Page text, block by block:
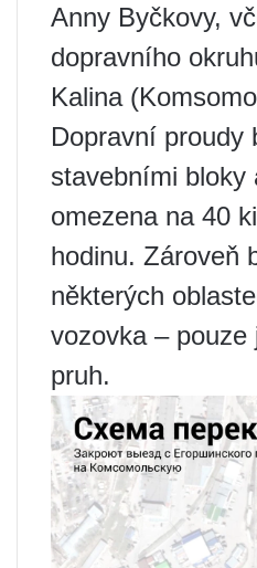
Anny Byčkovy,
dopravního
Kalina
Dopravní proudy
stavebními bloky
omezena na 40
hodinu. Zároveň
některých
vozovka –
pruh.